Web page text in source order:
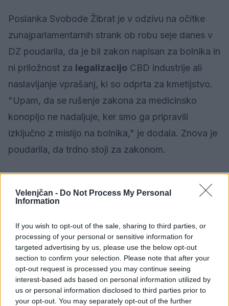
Velenjčan - Do Not Process My Personal
Information
If you wish to opt-out of the sale, sharing to third parties, or
processing of your personal or sensitive information for
targeted advertising by us, please use the below opt-out
section to confirm your selection. Please note that after your
opt-out request is processed you may continue seeing
interest-based ads based on personal information utilized by
us or personal information disclosed to third parties prior to
your opt-out. You may separately opt-out of the further
Poslanka Svobode Žibrat je v odzivu na očitke
zunajparlamentarnih strank ob robu seje danes v
DZ poudarila, da je bil zakon napisan za bolnika in
ni priložnost za legalizacijo CBD industrije ali
naslavljanje vprašanj, ki so odprta za kmetijstvo.
"Upam, da se rušenje zakona za medicinsko
konopljo ne nadaljuje, ker smo ga pripravili
izključno z mislijo na bolnika," je dodala. Znova je
poudarila, da trdno stoji za zakonom.
KATEGORIJE Družba
Sorodno
Več iz kategorije Družba